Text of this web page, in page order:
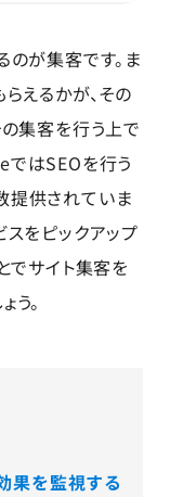
のが集客です。ま
えるかが、その
の集客を行う上で
ではSEOを行う
提供されていま
をピックアップ
でサイト集客を
。
果を監視する